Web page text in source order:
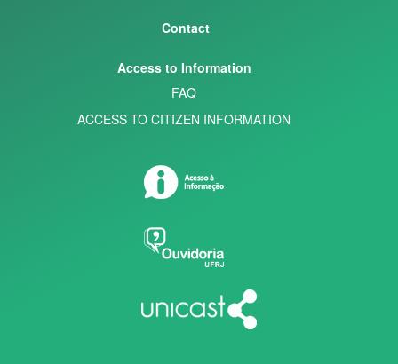
Contact
Access to Information
FAQ
ACCESS TO CITIZEN INFORMATION